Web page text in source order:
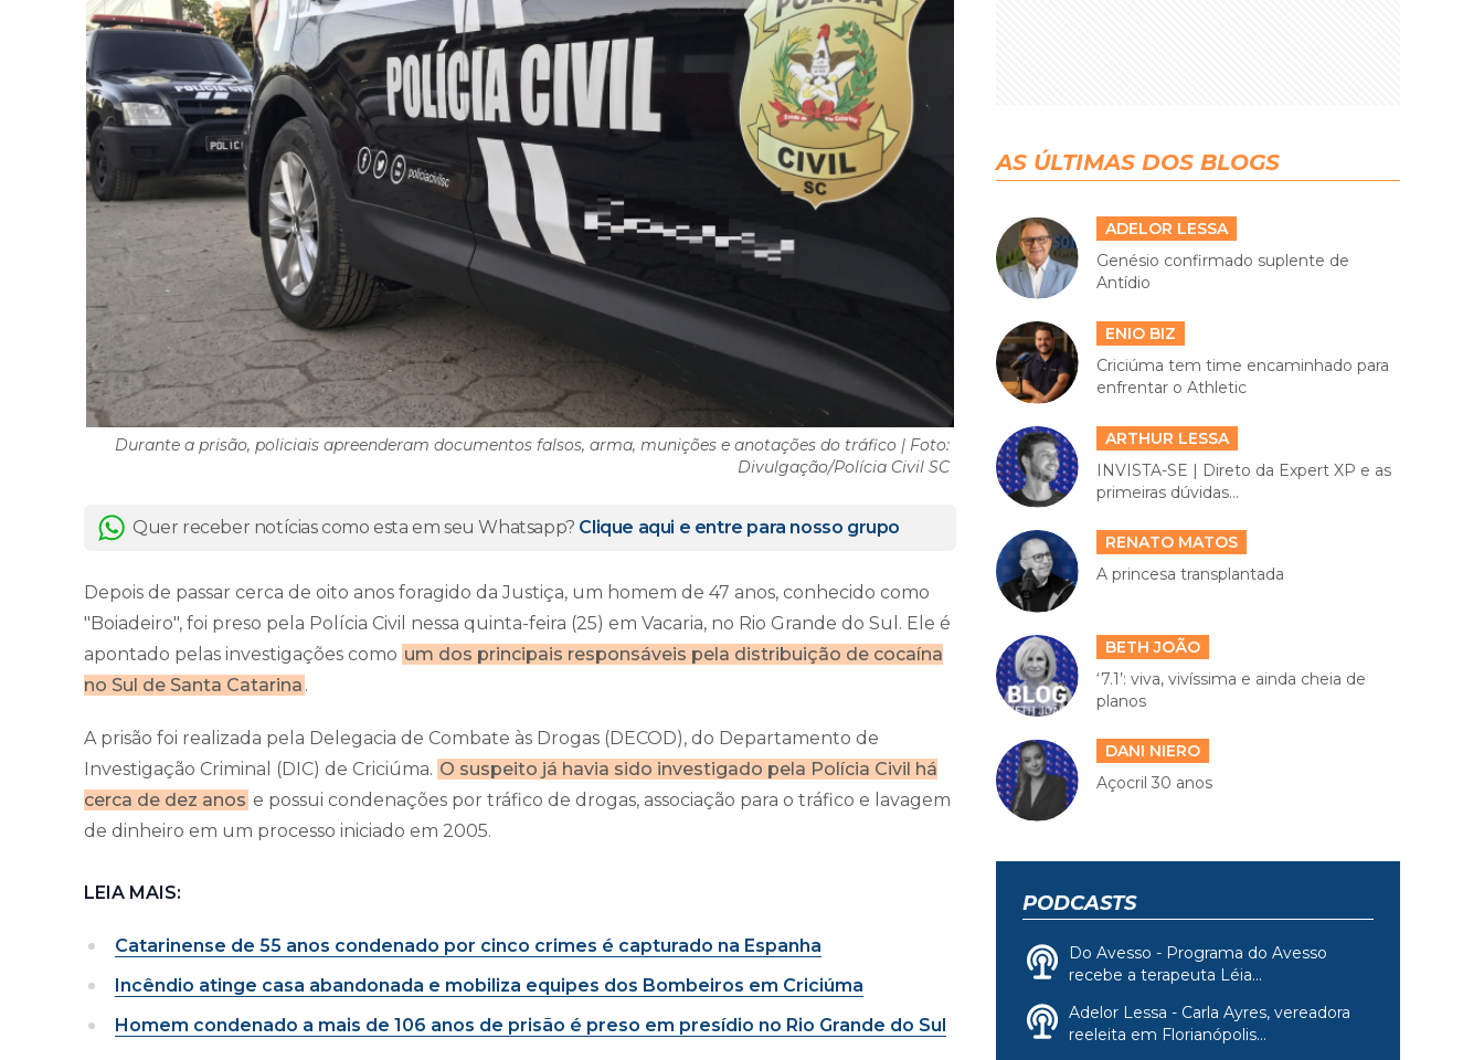
Durante a prisão, policiais apreenderam documentos falsos, arma, munições e anotações do tráfico | Foto:
Divulgação/Polícia Civil SC
Quer receber notícias como esta em seu Whatsapp? Clique aqui e entre para nosso grupo
Depois de passar cerca de oito anos foragido da Justiça, um homem de 47 anos, conhecido como
"Boiadeiro", foi preso pela Polícia Civil nessa quinta-feira (25) em Vacaria, no Rio Grande do Sul. Ele é
apontado pelas investigações como um dos principais responsáveis pela distribuição de cocaína
no Sul de Santa Catarina .
A prisão foi realizada pela Delegacia de Combate às Drogas (DECOD), do Departamento de
Investigação Criminal (DIC) de Criciúma. O suspeito já havia sido investigado pela Polícia Civil há
cerca de dez anos e possui condenações por tráfico de drogas, associação para o tráfico e lavagem
de dinheiro em um processo iniciado em 2005.
LEIA MAIS:
Catarinense de 55 anos condenado por cinco crimes é capturado na Espanha
Incêndio atinge casa abandonada e mobiliza equipes dos Bombeiros em Criciúma
Homem condenado a mais de 106 anos de prisão é preso em presídio no Rio Grande do Sul
AS ÚLTIMAS DOS BLOGS
ADELOR LESSA
Genésio confirmado suplente de
Antídio
ENIO BIZ
Criciúma tem time encaminhado para
enfrentar o Athletic
ARTHUR LESSA
INVISTA-SE | Direto da Expert XP e as
primeiras dúvidas...
RENATO MATOS
A princesa transplantada
BETH JOÃO
‘7.1’: viva, vivíssima e ainda cheia de
planos
DANI NIERO
Açocril 30 anos
PODCASTS
Do Avesso - Programa do Avesso
recebe a terapeuta Léia...
Adelor Lessa - Carla Ayres, vereadora
reeleita em Florianópolis...